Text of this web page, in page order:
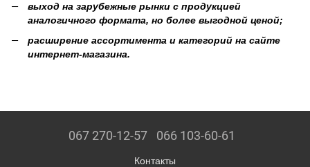
выход на зарубежные рынки с продукцией
аналогичного формата, но более выгодной ценой;
расширение ассортимента и категорий на сайте
интернет-магазина.
067 270-12-57 066 103-60-61
Контакты